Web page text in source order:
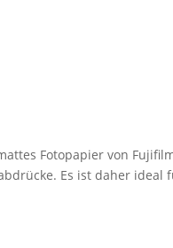
Fotopapier von
Es ist daher ideal